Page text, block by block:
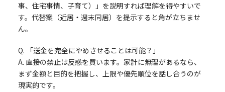
事、住宅事情、子育て）」を説明すれば理解を得やすいで
す。代替案（近居・週末同居）を提示すると角が立ちませ
ん。
Q. 「送金を完全にやめさせることは可能？」
A. 直接の禁止は反感を買います。家計に無理があるなら、
まず金額と目的を把握し、上限や優先順位を話し合うのが
現実的です。